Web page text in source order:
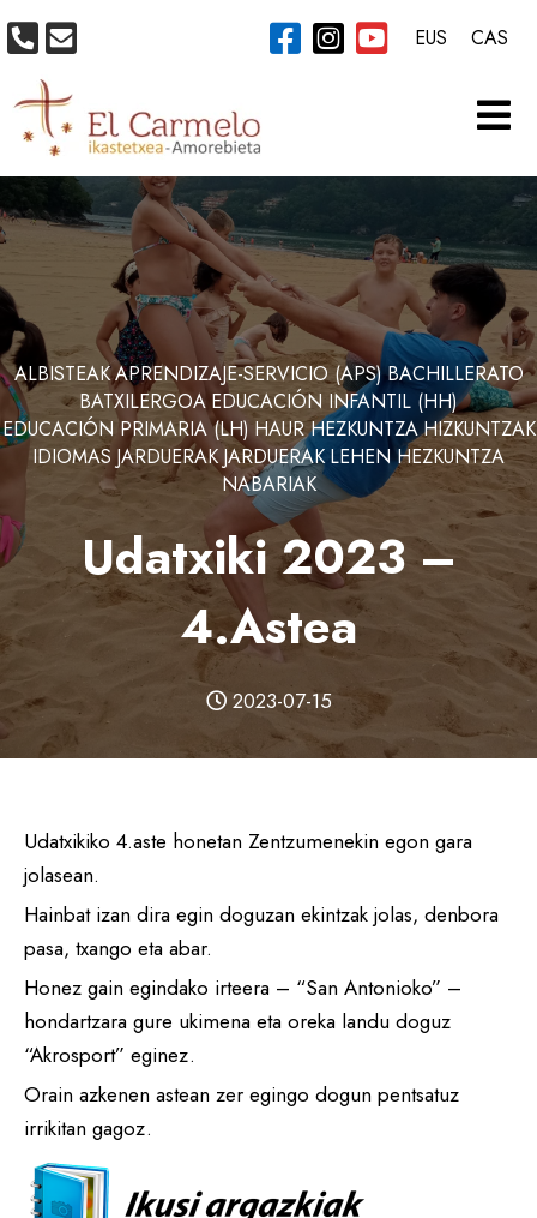
ALBISTEAKAPRENDIZAJE-SERVICIO (APS)BACHILLERATO
BATXILERGOA EDUCACIÓN INFANTIL (HH)
EDUCACIÓN PRIMARIA (LH) HAUR HEZKUNTZAHIZKUNTZAK
IDIOMAS JARDUERAK JARDUERAK LEHEN HEZKUNTZA
NABARIAK
Udatxiki 2023 –
4.astea
2023-07-15
Udatxikiko 4.aste honetan Zentzumenekin egon gara
jolasean.
Hainbat izan dira egin doguzan ekintzak jolas, denbora
pasa, txango eta abar.
Honez gain egindako irteera – “San Antonioko” –
hondartzara gure ukimena eta oreka landu doguz
“Akrosport” eginez.
Orain azkenen astean zer egingo dogun pentsatuz
irrikitan gagoz.
EUS CAS